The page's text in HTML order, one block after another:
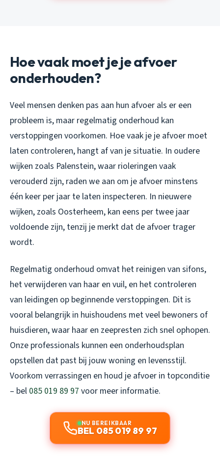
Hoe vaak moet je je afvoer
onderhouden?
Veel mensen denken pas aan hun afvoer als er een
probleem is, maar regelmatig onderhoud kan
verstoppingen voorkomen. Hoe vaak je je afvoer moet
laten controleren, hangt af van je situatie. In oudere
wijken zoals Palenstein, waar rioleringen vaak
verouderd zijn, raden we aan om je afvoer minstens
één keer per jaar te laten inspecteren. In nieuwere
wijken, zoals Oosterheem, kan eens per twee jaar
voldoende zijn, tenzij je merkt dat de afvoer trager
wordt.
Regelmatig onderhoud omvat het reinigen van sifons,
het verwijderen van haar en vuil, en het controleren
van leidingen op beginnende verstoppingen. Dit is
vooral belangrijk in huishoudens met veel bewoners of
huisdieren, waar haar en zeepresten zich snel ophopen.
Onze professionals kunnen een onderhoudsplan
opstellen dat past bij jouw woning en levensstijl.
Voorkom verrassingen en houd je afvoer in topconditie
– bel 085 019 89 97 voor meer informatie.
NU BEREIKBAAR
BEL 085 019 89 97